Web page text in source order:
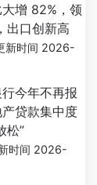
增 82%，领
出口创新高
新时间 2026-
今年不再报
贷款集中度
松”
时间 2026-